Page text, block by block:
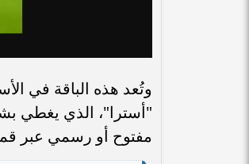
وتُعد هذه الباقة في
"أسترا"، الذي يغطي
مفتوح أو رسمي عبر